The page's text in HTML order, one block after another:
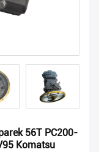
56T PC200-
Komatsu